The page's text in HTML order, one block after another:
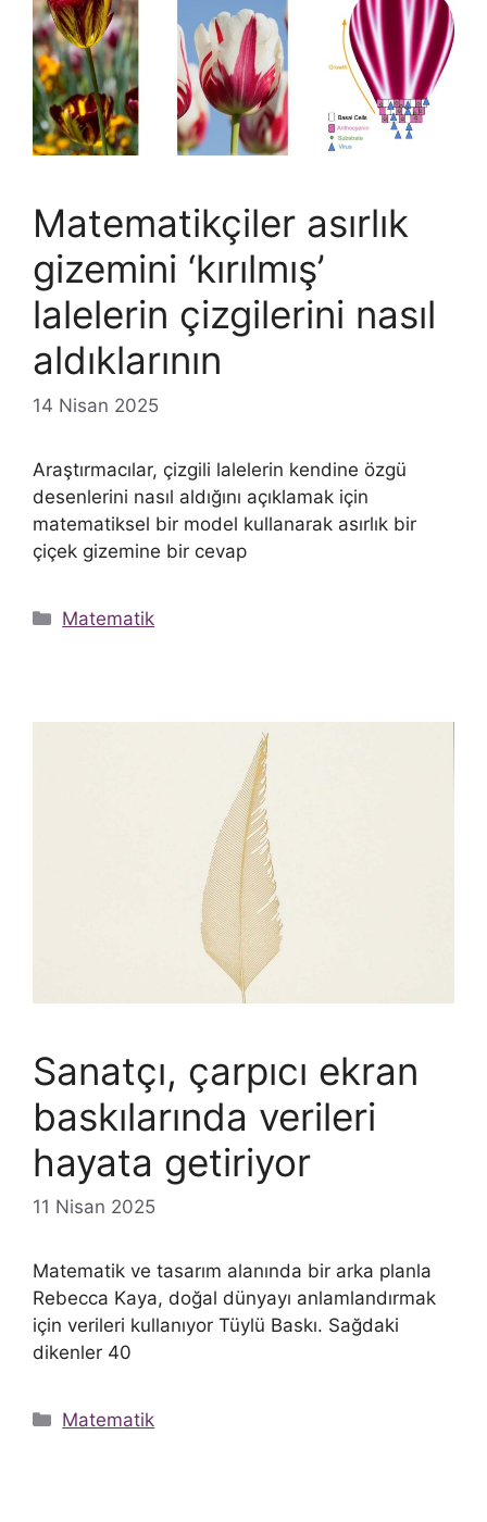
Matematikçiler asırlık
gizemini ‘kırılmış’
lalelerin çizgilerini nasıl
aldıklarının
14 Nisan 2025
Araştırmacılar, çizgili lalelerin kendine özgü
desenlerini nasıl aldığını açıklamak için
matematiksel bir model kullanarak asırlık bir
çiçek gizemine bir cevap
Kategoriler
Matematik
Sanatçı, çarpıcı ekran
baskılarında verileri
hayata getiriyor
11 Nisan 2025
Matematik ve tasarım alanında bir arka planla
Rebecca Kaya, doğal dünyayı anlamlandırmak
için verileri kullanıyor Tüylü Baskı. Sağdaki
dikenler 40
Kategoriler
Matematik